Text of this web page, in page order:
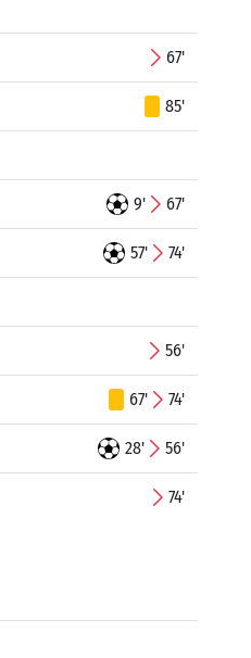
67'
85'
9' 67'
57' 74'
56'
67' 74'
28' 56'
74'